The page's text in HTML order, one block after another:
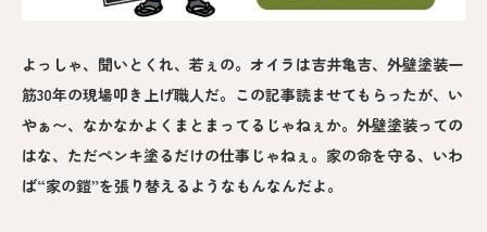
よっしゃ、聞いとくれ、若ぇの。オイラは吉井亀吉、外壁塗装一
筋30年の現場叩き上げ職人だ。この記事読ませてもらったが、い
やぁ〜、なかなかよくまとまってるじゃねぇか。外壁塗装っての
はな、ただペンキ塗るだけの仕事じゃねぇ。家の命を守る、いわ
ば“家の鎧”を張り替えるようなもんなんだよ。